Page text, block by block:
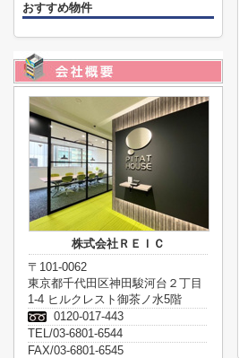
おすすめ物件
株式会社ＲＥＩＣ
〒101-0062
東京都千代田区神田駿河台２丁目
1-4 ヒルクレスト御茶ノ水5階
0120-017-443
TEL/03-6801-6544
FAX/03-6801-6545